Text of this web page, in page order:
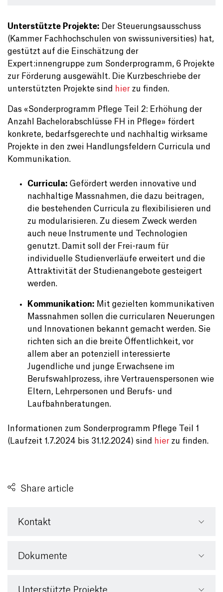
Unterstützte Projekte: Der Steuerungsausschuss
(Kammer Fachhochschulen von swissuniversities) hat,
gestützt auf die Einschätzung der
Expert:innengruppe zum Sonderprogramm, 6 Projekte
zur Förderung ausgewählt. Die Kurzbeschriebe der
unterstützten Projekte sind
hier zu finden.
Das «Sonderprogramm Pflege Teil 2: Erhöhung der
Anzahl Bachelorabschlüsse FH in Pflege» fördert
konkrete, bedarfsgerechte und nachhaltig wirksame
Projekte in den zwei Handlungsfeldern Curricula und
Kommunikation.
Curricula: Gefördert werden innovative und
nachhaltige Massnahmen, die dazu beitragen,
die bestehenden Curricula zu flexibilisieren und
zu modularisieren. Zu diesem Zweck werden
auch neue Instrumente und Technologien
genutzt. Damit soll der Frei-raum für
individuelle Studienverläufe erweitert und die
Attraktivität der Studienangebote gesteigert
werden.
Kommunikation: Mit gezielten kommunikativen
Massnahmen sollen die curricularen Neuerungen
und Innovationen bekannt gemacht werden. Sie
richten sich an die breite Öffentlichkeit, vor
allem aber an potenziell interessierte
Jugendliche und junge Erwachsene im
Berufswahlprozess, ihre Vertrauenspersonen wie
Eltern, Lehrpersonen und Berufs- und
Laufbahnberatungen.
Informationen zum Sonderprogramm Pflege Teil 1
(Laufzeit 1.7.2024 bis 31.12.2024) sind
hier zu finden.
Share article
Kontakt
Dokumente
Unterstützte Projekte